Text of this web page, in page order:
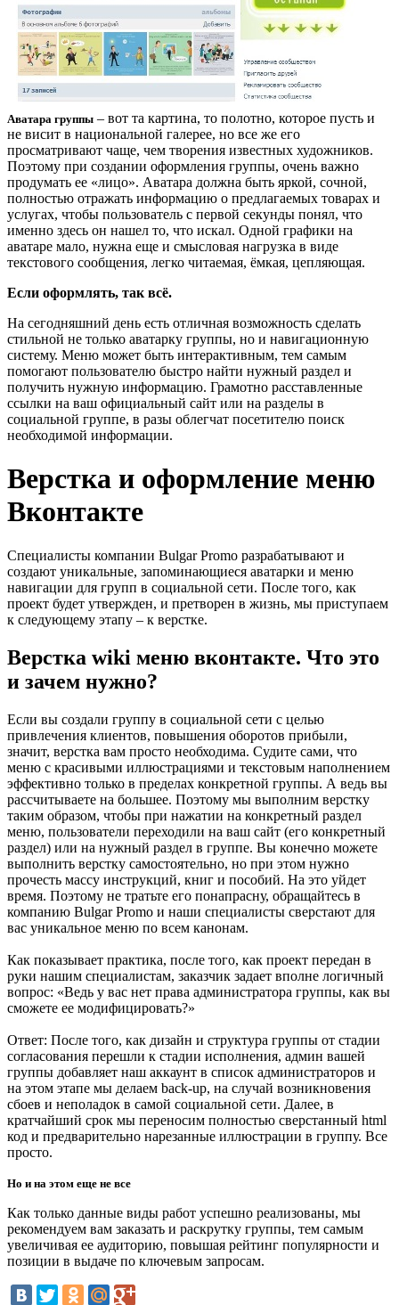
Аватара группы – вот та картина, то полотно, которое пусть и
не висит в национальной галерее, но все же его
просматривают чаще, чем творения известных художников.
Поэтому при создании оформления группы, очень важно
продумать ее «лицо». Аватара должна быть яркой, сочной,
полностью отражать информацию о предлагаемых товарах и
услугах, чтобы пользователь с первой секунды понял, что
именно здесь он нашел то, что искал. Одной графики на
аватаре мало, нужна еще и смысловая нагрузка в виде
текстового сообщения, легко читаемая, ёмкая, цепляющая.
Если оформлять, так всё.
На сегодняшний день есть отличная возможность сделать
стильной не только аватарку группы, но и навигационную
систему. Меню может быть интерактивным, тем самым
помогают пользователю быстро найти нужный раздел и
получить нужную информацию. Грамотно расставленные
ссылки на ваш официальный сайт или на разделы в
социальной группе, в разы облегчат посетителю поиск
необходимой информации.
Верстка и оформление меню
Вконтакте
Специалисты компании Bulgar Promo разрабатывают и
создают уникальные, запоминающиеся аватарки и меню
навигации для групп в социальной сети. После того, как
проект будет утвержден, и претворен в жизнь, мы приступаем
к следующему этапу – к верстке.
Верстка wiki меню вконтакте. Что это
и зачем нужно?
Если вы создали группу в социальной сети с целью
привлечения клиентов, повышения оборотов прибыли,
значит, верстка вам просто необходима. Судите сами, что
меню с красивыми иллюстрациями и текстовым наполнением
эффективно только в пределах конкретной группы. А ведь вы
рассчитываете на большее. Поэтому мы выполним верстку
таким образом, чтобы при нажатии на конкретный раздел
меню, пользователи переходили на ваш сайт (его конкретный
раздел) или на нужный раздел в группе. Вы конечно можете
выполнить верстку самостоятельно, но при этом нужно
прочесть массу инструкций, книг и пособий. На это уйдет
время. Поэтому не тратьте его понапрасну, обращайтесь в
компанию Bulgar Promo и наши специалисты сверстают для
вас уникальное меню по всем канонам.
Как показывает практика, после того, как проект передан в
руки нашим специалистам, заказчик задает вполне логичный
вопрос: «Ведь у вас нет права администратора группы, как вы
сможете ее модифицировать?»
Ответ: После того, как дизайн и структура группы от стадии
согласования перешли к стадии исполнения, админ вашей
группы добавляет наш аккаунт в список администраторов и
на этом этапе мы делаем back-up, на случай возникновения
сбоев и неполадок в самой социальной сети. Далее, в
кратчайший срок мы переносим полностью сверстанный html
код и предварительно нарезанные иллюстрации в группу. Все
просто.
Но и на этом еще не все
Как только данные виды работ успешно реализованы, мы
рекомендуем вам заказать и раскрутку группы, тем самым
увеличивая ее аудиторию, повышая рейтинг популярности и
позиции в выдаче по ключевым запросам.